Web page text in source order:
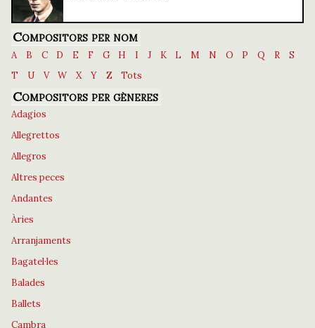
Compositors per nom
A B C D E F G H I J K L M N O P Q R
S
T
U V W X Y Z Tots
Compositors per gèneres
Adagios
Allegrettos
Allegros
Altres peces
Andantes
Àries
Arranjaments
Bagatel·les
Balades
Ballets
Cambra